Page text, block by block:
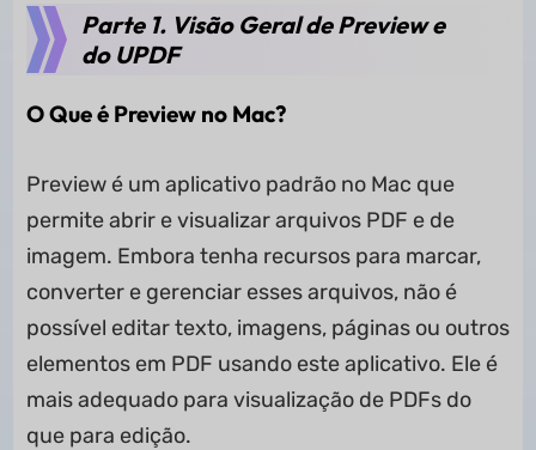
Parte 1. Visão Geral de Preview e
do UPDF
O Que é Preview no Mac?
Preview é um aplicativo padrão no Mac que
permite abrir e visualizar arquivos PDF e de
imagem. Embora tenha recursos para marcar,
converter e gerenciar esses arquivos, não é
possível editar texto, imagens, páginas ou outros
elementos em PDF usando este aplicativo. Ele é
mais adequado para visualização de PDFs do
que para edição.